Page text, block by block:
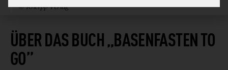
© Kneipp Verlag
ÜBER DAS BUCH „BASENFASTEN TO
GO”